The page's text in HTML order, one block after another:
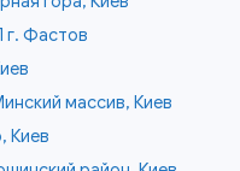
г. Фастов
массив, Киев
Киев